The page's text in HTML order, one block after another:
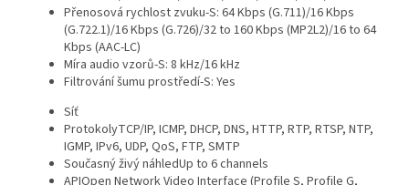
Přenosová rychlost zvuku-S: 64 Kbps (G.711)/16 Kbps
(G.722.1)/16 Kbps (G.726)/32 to 160 Kbps (MP2L2)/16 to 64
Kbps (AAC-LC)
Míra audio vzorů-S: 8 kHz/16 kHz
Filtrování šumu prostředí-S: Yes
Síť
ProtokolyTCP/IP, ICMP, DHCP, DNS, HTTP, RTP, RTSP, NTP,
IGMP, IPv6, UDP, QoS, FTP, SMTP
Současný živý náhledUp to 6 channels
APIOpen Network Video Interface (Profile S, Profile G,